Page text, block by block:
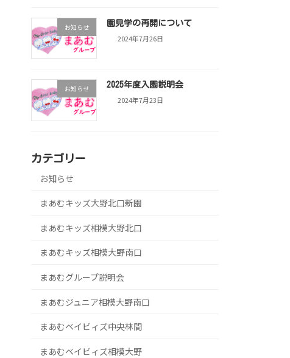
お知らせ 園見学の再開について
2024年7月26日
お知らせ 2025年度入園説明会
2024年7月23日
カテゴリー
お知らせ
まあむキッズ大野北口新園
まあむキッズ相模大野北口
まあむキッズ相模大野南口
まあむグループ説明会
まあむジュニア相模大野南口
まあむベイビィズ中央林間
まあむベイビィズ相模大野